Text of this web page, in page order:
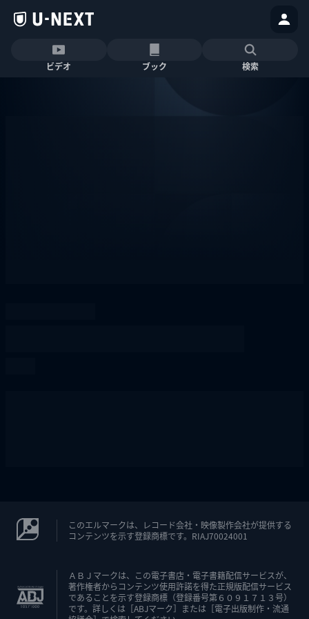
ビデオ ブック 検索
このエルマークは、レコード会社・映像製作会社が提供する
コンテンツを示す登録商標です。RIAJ70024001
ＡＢＪマークは、この電子書店・電子書籍配信サービスが、
著作権者からコンテンツ使用許諾を得た正規版配信サービス
であることを示す登録商標（登録番号第６０９１７１３号）
です。詳しくは［ABJマーク］または［電子出版制作・流通